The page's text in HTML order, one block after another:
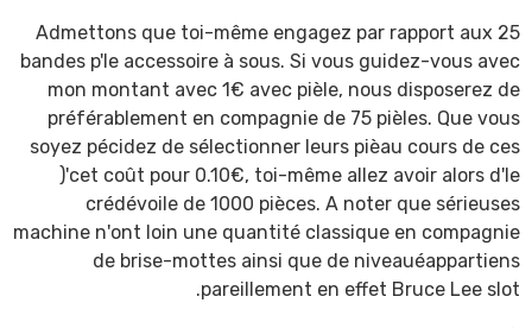
Admettons que toi-même engagez par rapport aux 25
bandes p'le accessoire à sous. Si vous guidez-vous avec
mon montant avec 1€ avec pièle, nous disposerez de
préférablement en compagnie de 75 pièles. Que vous
soyez pécidez de sélectionner leurs pièau cours de ces
)'cet coût pour 0.10€, toi-même allez avoir alors d'le
crédévoile de 1000 pièces. A noter que sérieuses
machine n'ont loin une quantité classique en compagnie
de brise-mottes ainsi que de niveauéappartiens
pareillement en effet Bruce Lee slot.